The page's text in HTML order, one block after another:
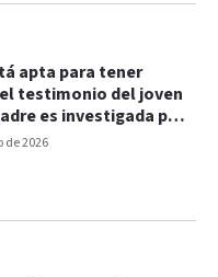
de 2026
apta para tener
testimonio del joven
es investigada por
de su bebé